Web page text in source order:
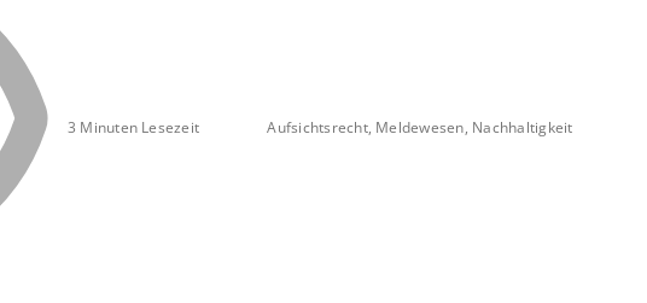
3 Minuten Lesezeit Aufsichtsrecht, Meldewesen, Nachhaltigkeit